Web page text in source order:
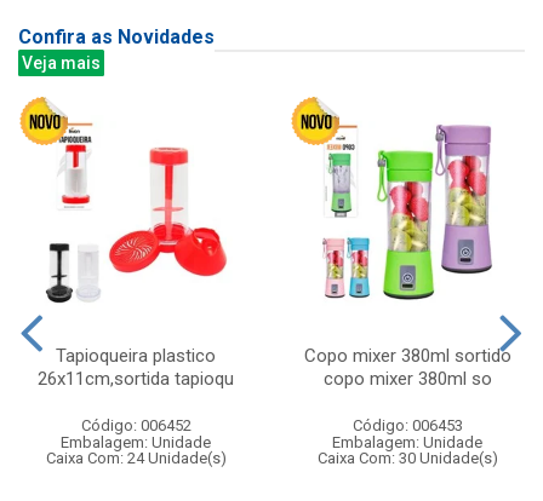
Confira as Novidades
Veja mais
Tapioqueira plastico
26x11cm,sortida tapioqu
Código: 006452
Embalagem: Unidade
Caixa Com: 24 Unidade(s)
Copo mixer 380ml sortido
copo mixer 380ml so
Código: 006453
Embalagem: Unidade
Caixa Com: 30 Unidade(s)